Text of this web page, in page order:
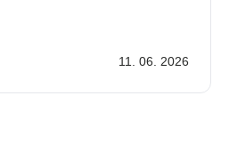
11. 06. 2026